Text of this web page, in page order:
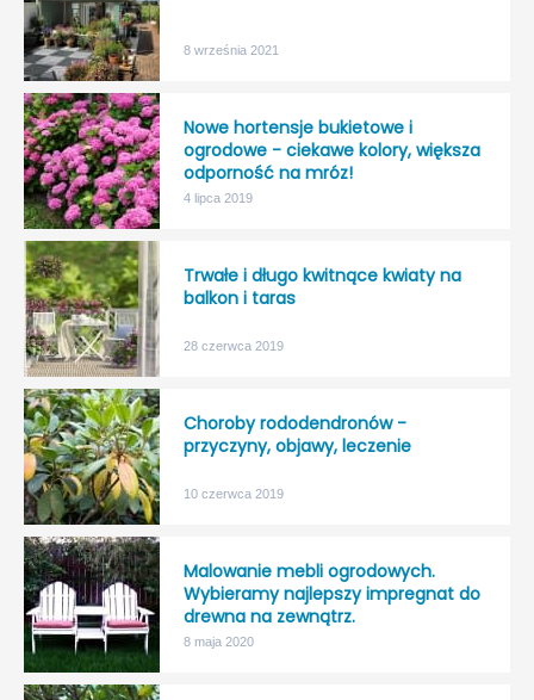
8 września 2021
Nowe hortensje bukietowe i
ogrodowe - ciekawe kolory, większa
odporność na mróz!
4 lipca 2019
Trwałe i długo kwitnące kwiaty na
balkon i taras
28 czerwca 2019
Choroby rododendronów -
przyczyny, objawy, leczenie
10 czerwca 2019
Malowanie mebli ogrodowych.
Wybieramy najlepszy impregnat do
drewna na zewnątrz.
8 maja 2020